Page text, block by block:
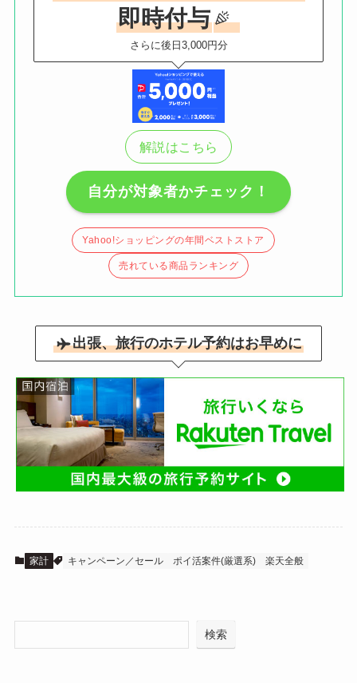
即時付与
さらに後日3,000円分
解説はこちら
自分が対象者かチェック！
Yahoo!ショッピングの年間ベストストア
売れている商品ランキング
出張、旅行のホテル予約はお早めに
家計 キャンペーン／セール ポイ活案件(厳選系) 楽天全般
検索